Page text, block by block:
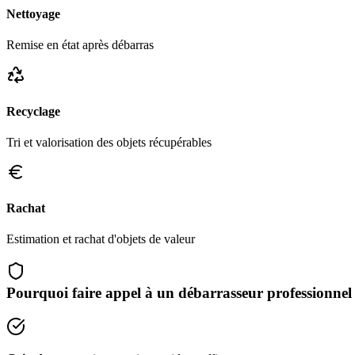
Nettoyage
Remise en état après débarras
Recyclage
Tri et valorisation des objets récupérables
Rachat
Estimation et rachat d'objets de valeur
Pourquoi faire appel à un débarrasseur professionnel